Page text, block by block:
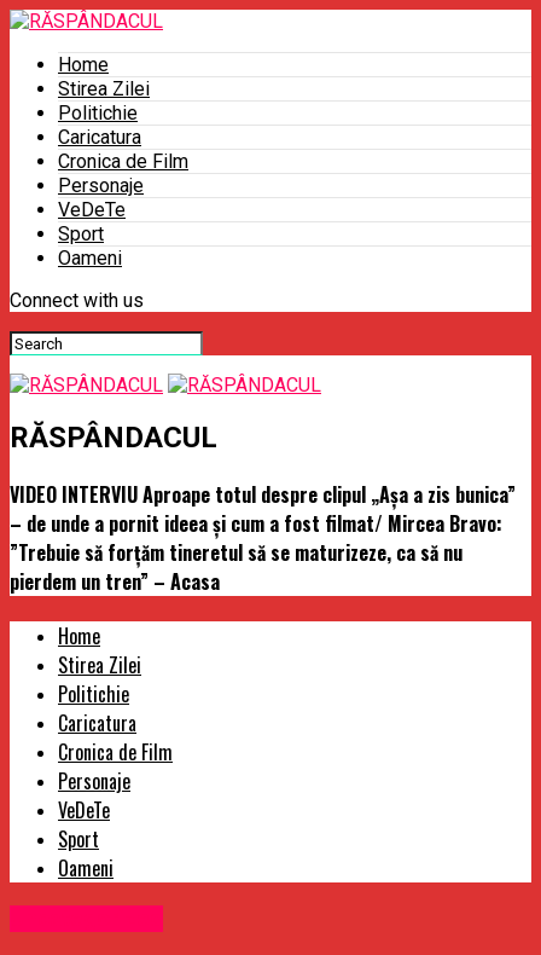
Home
Stirea Zilei
Politichie
Caricatura
Cronica de Film
Personaje
VeDeTe
Sport
Oameni
Connect with us
RĂSPÂNDACUL
VIDEO INTERVIU Aproape totul despre clipul „Așa a zis bunica”
– de unde a pornit ideea și cum a fost filmat/ Mircea Bravo:
”Trebuie să forțăm tineretul să se maturizeze, ca să nu
pierdem un tren” – Acasa
Home
Stirea Zilei
Politichie
Caricatura
Cronica de Film
Personaje
VeDeTe
Sport
Oameni